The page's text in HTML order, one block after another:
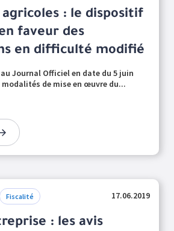
: le dispositif
faveur des
en difficulté modifié
Journal Officiel en date du 5 juin
de mise en œuvre du...
Fiscalité 17.06.2019
: les avis